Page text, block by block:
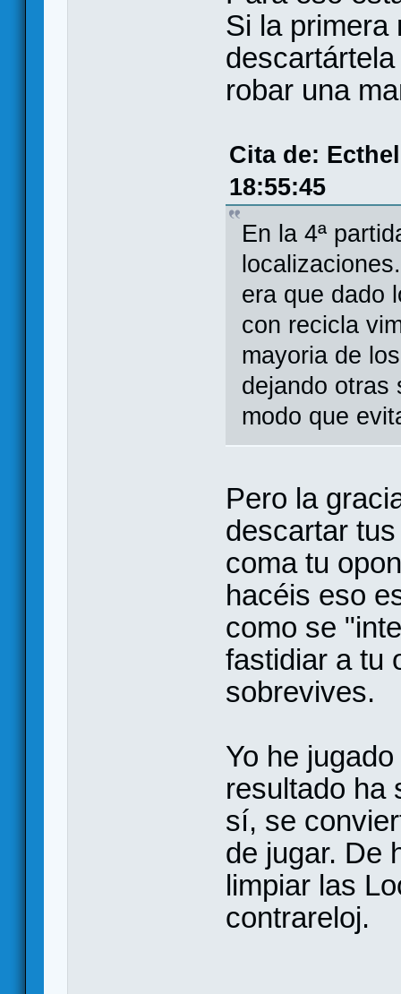
Si la primera
robar una
Cita de:
18:55:45
En la 4ª
era que dado
con recicla
mayoria de
dejando otras
modo que
Pero la
descartar
coma tu
hacéis eso
como se
fastidiar a tu
sobrevives.
Yo he
resultado ha
sí, se
de jugar. De
limpiar las
contrareloj.